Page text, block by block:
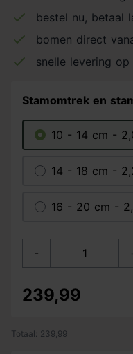
bestel nu, betaal
bomen direct
snelle levering op
Stamomtrek en
10 - 14 cm -
14 - 18 cm -
16 - 20 cm -
-
239,99
Totaal: 239,99